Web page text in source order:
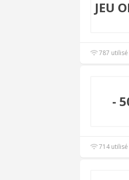
JEU
787 utilisé
-
714 utilisé